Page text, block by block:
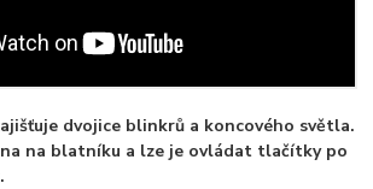
dvojice blinkrů a koncového světla.
na blatníku a lze je ovládat tlačítky po